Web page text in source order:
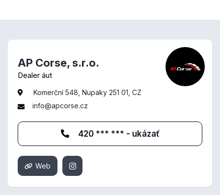
AP Corse, s.r.o.
Dealer áut
Komerční 548, Nupaky 251 01, CZ
info@apcorse.cz
420 *** *** - ukázať
Web